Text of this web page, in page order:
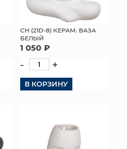
СН (21D-8) КЕРАМ. ВАЗА
БЕЛЫЙ
1 050 ₽
- +
В КОРЗИНУ